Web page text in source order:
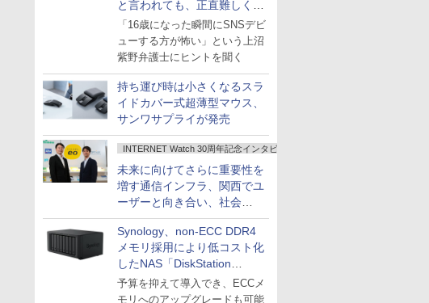
と言われても、正直難しくな
いですか？
「16歳になった瞬間にSNSデビ
ューする方が怖い」という上沼
紫野弁護士にヒントを聞く
持ち運び時は小さくなるスラ
イドカバー式超薄型マウス、
サンワサプライが発売
INTERNET Watch 30周年記念インタビュー
未来に向けてさらに重要性を
増す通信インフラ、関西でユ
ーザーと向き合い、社会
の“あたらしい”を起動し続け
る～オプテージ
Synology、non-ECC DDR4
メモリ採用により低コスト化
したNAS「DiskStation
neo+」シリーズ
予算を抑えて導入でき、ECCメ
モリへのアップグレードも可能